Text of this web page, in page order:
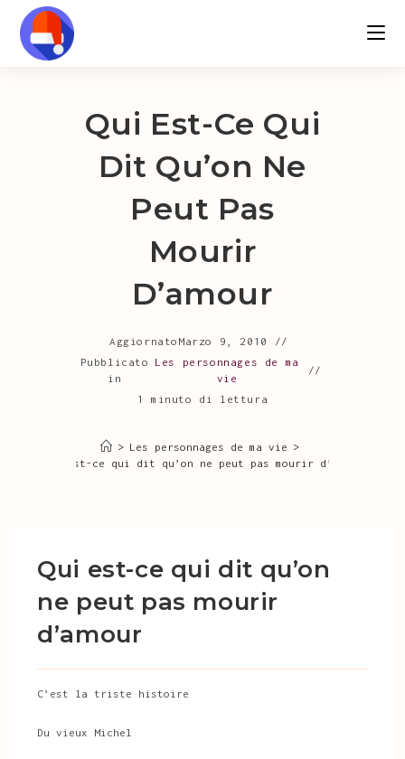
Salta
contenuto
Qui Est-Ce Qui
Dit Qu’on Ne
Peut Pas
Mourir
D’amour
Aggiornato Marzo 9, 2010
Pubblicato
in
Les personnages de ma
vie
1 minuto di lettura
> Les personnages de ma vie
>
Qui est-ce qui dit qu’on ne peut pas mourir d’amour
Qui est-ce qui dit qu’on
ne peut pas mourir
d’amour
C’est la triste histoire
Du vieux Michel